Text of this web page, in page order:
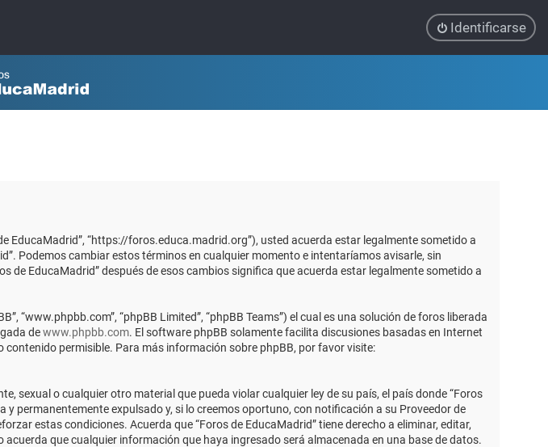
Identificarse
EducaMadrid”, “https://foros.educa.madrid.org”), usted acuerda estar legalmente sometido a
Podemos cambiar estos términos en cualquier momento e intentaríamos avisarle, sin
de EducaMadrid” después de esos cambios significa que acuerda estar legalmente sometido a
“www.phpbb.com”, “phpBB Limited”, “phpBB Teams”) el cual es una solución de foros liberada
dewww.phpbb.com. El software phpBB solamente facilita discusiones basadas en Internet
permisible. Para más información sobre phpBB, por favor visite:
sexual o cualquier otro material que pueda violar cualquier ley de su país, el país donde “Foros
permanentemente expulsado y, si lo creemos oportuno, con notificación a su Proveedor de
estas condiciones. Acuerda que “Foros de EducaMadrid” tiene derecho a eliminar, editar,
que cualquier información que haya ingresado será almacenada en una base de datos.